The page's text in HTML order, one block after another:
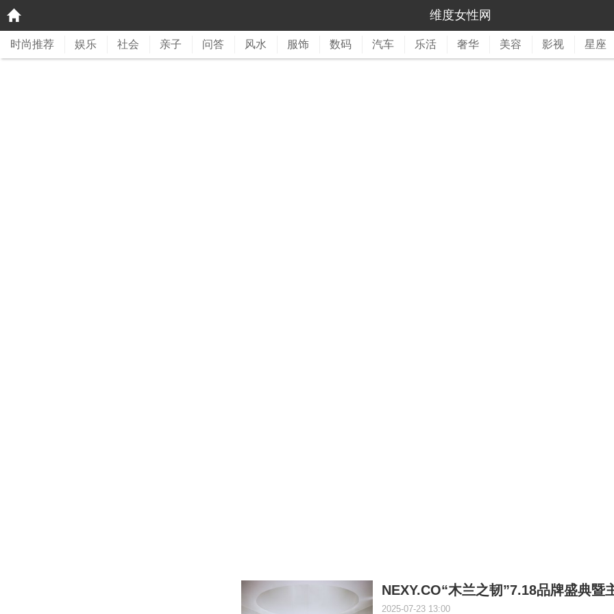
维度女性网
时尚推荐 娱乐 社会 亲子 问答 风水 服饰 数码 汽车 乐活 奢华 美容 影视 星座
NEXY.CO“木兰之韧”7.18品牌盛典暨
2025-07-23 13:00